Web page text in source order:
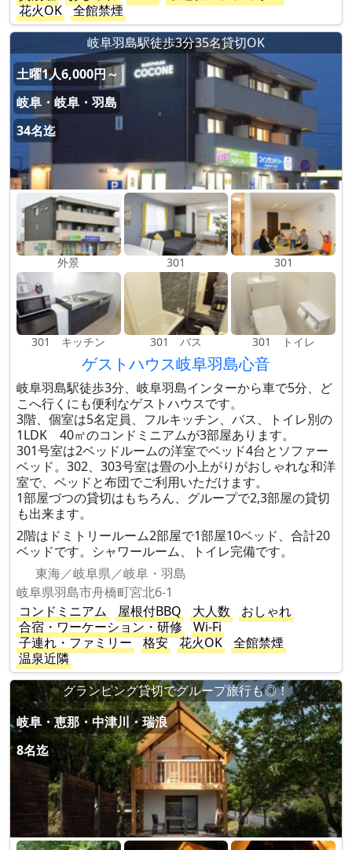
花火OK
全館禁煙
岐阜羽島駅徒歩3分35名貸切OK
土曜1人6,000円～
岐阜・岐阜・羽島
34名迄
外景 301 301
301 キッチン 301 バス 301 トイレ
ゲストハウス岐阜羽島心音
岐阜羽島駅徒歩3分、岐阜羽島インターから車で5分、ど
こへ行くにも便利なゲストハウスです。
3階、個室は5名定員、フルキッチン、バス、トイレ別の
1LDK 40㎡のコンドミニアムが3部屋あります。
301号室は2ベッドルームの洋室でベッド4台とソファー
ベッド。302、303号室は畳の小上がりがおしゃれな和洋
室で、ベッドと布団でご利用いただけます。
1部屋づつの貸切はもちろん、グループで2,3部屋の貸切
も出来ます。
2階はドミトリールーム2部屋で1部屋10ベッド、合計20
ベッドです。シャワールーム、トイレ完備です。
東海／岐阜県／岐阜・羽島
岐阜県羽島市舟橋町宮北6-1
コンドミニアム
屋根付BBQ 大人数
おしゃれ
合宿・ワーケーション・研修
Wi-Fi
子連れ・ファミリー
格安 花火OK
全館禁煙
温泉近隣
グランピング貸切でグループ旅行も◎！
岐阜・恵那・中津川・瑞浪
8名迄